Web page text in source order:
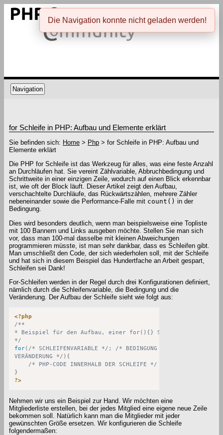
Navigation
for Schleife in PHP: Aufbau und Elemente erklärt
Sie befinden sich: Home > Php > for Schleife in PHP: Aufbau und
Elemente erklärt
Die PHP for Schleife ist das Werkzeug für alles, was eine feste Anzahl
an Durchläufen hat. Sie vereint Zählvariable, Abbruchbedingung und
Schrittweite in einer einzigen Zeile, wodurch auf einen Blick erkennbar
ist, wie oft der Block läuft. Dieser Artikel zeigt den Aufbau,
verschachtelte Durchläufe, das Rückwärtszählen, mehrere Zähler
nebeneinander sowie die Performance-Falle mit count() in der
Bedingung.
Dies wird besonders deutlich, wenn man beispielsweise eine Topliste
mit 100 Bannern und Links ausgeben möchte. Stellen Sie man sich
vor, dass man 100-mal dasselbe mit kleinen Abweichungen
programmieren müsste, ist man sehr dankbar, dass es Schleifen gibt.
Man umschließt den Code, der sich wiederholen soll, mit der Schleife
und hat sich in diesem Beispiel das Hundertfache an Arbeit gespart,
Schleifen sei Dank!
For-Schleifen werden in der Regel durch drei Konfigurationen definiert,
nämlich durch die Schleifenvariable, die Bedingung und die
Veränderung. Der Aufbau der Schleife sieht wie folgt aus:
<?php
/**
* Beispiel für den Aufbau, einer for() { } Schleife
*/
for( /* SCHLEIFENVARIABLE */ ; /* BEDINGUNG */
VERÄNDERUNG */ ) {
/* PHP-CODE INNERHALB DER SCHLEIFE */
}
?>
Nehmen wir uns ein Beispiel zur Hand. Wir möchten eine
Mitgliederliste erstellen, bei der jedes Mitglied eine eigene neue Zeile
bekommen soll. Natürlich kann man die Mitglieder mit jeder
gewünschten Größe ersetzen. Wir konfigurieren die Schleife
folgendermaßen:
Die Navigation konnte nicht geladen werden!